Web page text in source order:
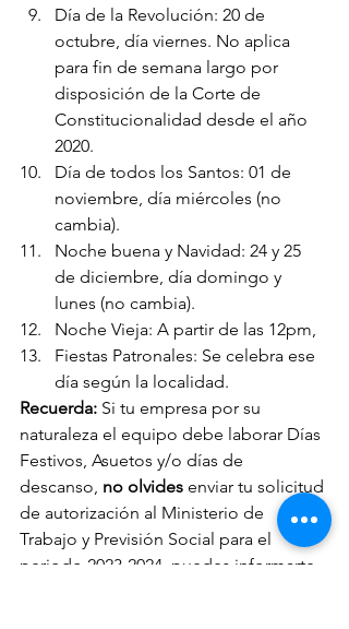
Día de la Revolución: 20 de
octubre, día viernes. No aplica
para fin de semana largo por
disposición de la Corte de
Constitucionalidad desde el año
2020.
Día de todos los Santos: 01 de
noviembre, día miércoles (no
cambia).
Noche buena y Navidad: 24 y 25
de diciembre, día domingo y
lunes (no cambia).
Noche Vieja: A partir de las 12pm,
Fiestas Patronales: Se celebra ese
día según la localidad.
Recuerda: Si tu empresa por su
naturaleza el equipo debe laborar Días
Festivos, Asuetos y/o días de
descanso, no olvides enviar tu solicitud
de autorización al Ministerio de
Trabajo y Previsión Social para el
periodo 2023-2024, puedes informarte